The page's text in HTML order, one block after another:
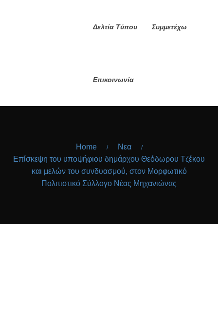
Δελτία Τύπου Συμμετέχω
Επικοινωνία
Home / Νεα /
Επίσκεψη του υποψήφιου δημάρχου Θεόδωρου Τζέκου
και μελών του συνδυασμού, στον Μορφωτικό
Πολιτιστικό Σύλλογο Νέας Μηχανιώνας